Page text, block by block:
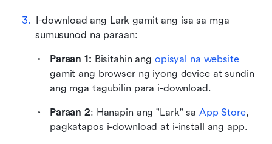
I-download ang Lark gamit ang isa sa mga
sumusunod na paraan:
Paraan 1: Bisitahin ang opisyal na website
gamit ang browser ng iyong device at sundin
ang mga tagubilin para i-download.
Paraan 2: Hanapin ang "Lark" sa App Store,
pagkatapos i-download at i-install ang app.